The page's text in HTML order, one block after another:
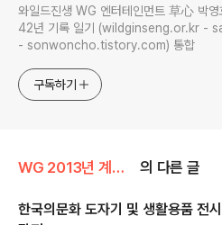
와일드진생 WG 엔터테인먼트 草心 박영
42년 기록 일기 (wildginseng.or.kr - sanwoncho.or.kr
- sonwoncho.tistory.com) 통합
구독하기
WG 2013년 계사년 기록 의 다른 글
한국의문화 도자기 및 생활용품 전